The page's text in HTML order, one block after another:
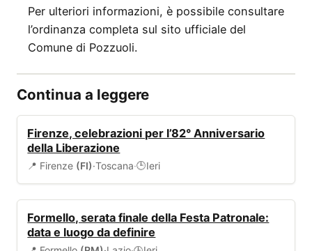
Per ulteriori informazioni, è possibile consultare
l’ordinanza completa sul sito ufficiale del
Comune di Pozzuoli.
Continua a leggere
Firenze, celebrazioni per l’82° Anniversario
della Liberazione
📍 Firenze (FI)·Toscana·🕒Ieri
Formello, serata finale della Festa Patronale:
data e luogo da definire